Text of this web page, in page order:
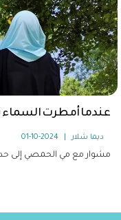
عندما أمطرت السماء
ديما شلار 2024-10-01
مشوار مع مي الحمصي إلى